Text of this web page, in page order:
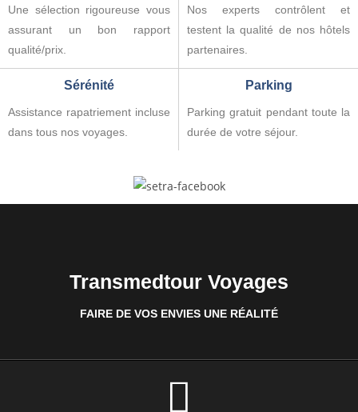
Une sélection rigoureuse vous
assurant un bon rapport
qualité/prix.
Nos experts contrôlent et
testent la qualité de nos hôtels
partenaires.
Sérénité
Assistance rapatriement incluse
dans tous nos voyages.
Parking
Parking gratuit pendant toute la
durée de votre séjour.
Transmedtour Voyages
FAIRE DE VOS ENVIES UNE RÉALITÉ